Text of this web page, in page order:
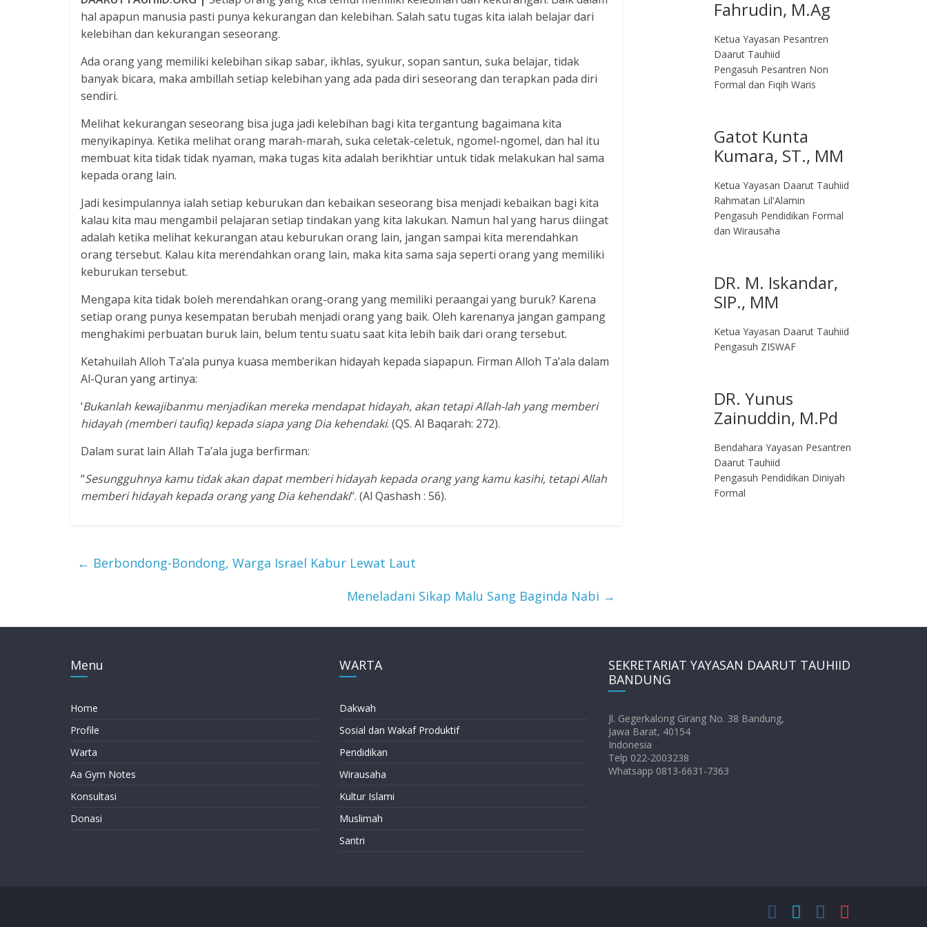
hal apapun manusia pasti punya kekurangan dan kelebihan. Salah satu tugas kita ialah belajar dari
kelebihan dan kekurangan seseorang.
Ada orang yang memiliki kelebihan sikap sabar, ikhlas, syukur, sopan santun, suka belajar, tidak
banyak bicara, maka ambillah setiap kelebihan yang ada pada diri seseorang dan terapkan pada diri
sendiri.
Melihat kekurangan seseorang bisa juga jadi kelebihan bagi kita tergantung bagaimana kita
menyikapinya. Ketika melihat orang marah-marah, suka celetak-celetuk, ngomel-ngomel, dan hal itu
membuat kita tidak tidak nyaman, maka tugas kita adalah berikhtiar untuk tidak melakukan hal sama
kepada orang lain.
Jadi kesimpulannya ialah setiap keburukan dan kebaikan seseorang bisa menjadi kebaikan bagi kita
kalau kita mau mengambil pelajaran setiap tindakan yang kita lakukan. Namun hal yang harus diingat
adalah ketika melihat kekurangan atau keburukan orang lain, jangan sampai kita merendahkan
orang tersebut. Kalau kita merendahkan orang lain, maka kita sama saja seperti orang yang memiliki
keburukan tersebut.
Mengapa kita tidak boleh merendahkan orang-orang yang memiliki peraangai yang buruk? Karena
setiap orang punya kesempatan berubah menjadi orang yang baik. Oleh karenanya jangan gampang
menghakimi perbuatan buruk lain, belum tentu suatu saat kita lebih baik dari orang tersebut.
Ketahuilah Alloh Ta’ala punya kuasa memberikan hidayah kepada siapapun. Firman Alloh Ta’ala dalam
Al-Quran yang artinya:
‘Bukanlah kewajibanmu menjadikan mereka mendapat hidayah, akan tetapi Allah-lah yang memberi
hidayah (memberi taufiq) kepada siapa yang Dia kehendaki. (QS. Al Baqarah: 272).
Dalam surat lain Allah Ta’ala juga berfirman:
“Sesungguhnya kamu tidak akan dapat memberi hidayah kepada orang yang kamu kasihi, tetapi Allah
memberi hidayah kepada orang yang Dia kehendaki“. (Al Qashash : 56).
← Berbondong-Bondong, Warga Israel Kabur Lewat Laut
Meneladani Sikap Malu Sang Baginda Nabi →
Fahrudin, M.Ag​
Ketua Yayasan Pesantren
Daarut Tauhiid
Pengasuh Pesantren Non
Formal dan Fiqih Waris
Gatot Kunta
Kumara, ST., MM
Ketua Yayasan Daarut Tauhiid
Rahmatan Lil'Alamin
Pengasuh Pendidikan Formal
dan Wirausaha
DR. M. Iskandar,
SIP., MM
Ketua Yayasan Daarut Tauhiid
Pengasuh ZISWAF
DR. Yunus
Zainuddin, M.Pd
Bendahara Yayasan Pesantren
Daarut Tauhiid
Pengasuh Pendidikan Diniyah
Formal
Menu
Home
Profile
Warta
Aa Gym Notes
Konsultasi
Donasi
WARTA
Dakwah
Sosial dan Wakaf Produktif
Pendidikan
Wirausaha
Kultur Islami
Muslimah
Santri
SEKRETARIAT YAYASAN DAARUT TAUHIID
BANDUNG
Jl. Gegerkalong Girang No. 38 Bandung,
Jawa Barat, 40154
Indonesia
Telp 022-2003238
Whatsapp 0813-6631-7363